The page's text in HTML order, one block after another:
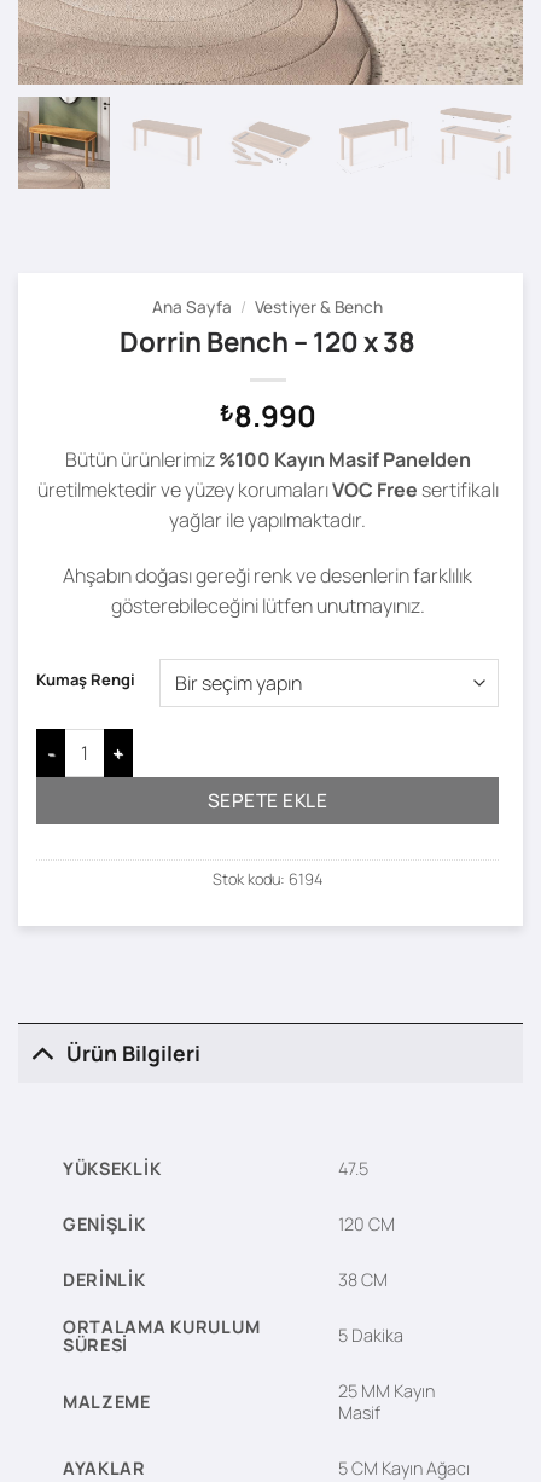
Ana Sayfa / Vestiyer & Bench
Dorrin Bench – 120 x 38
₺8.990
Bütün ürünlerimiz%100 Kayın Masif Panelden
üretilmektedir ve yüzey korumalarıVOC Free sertifikalı
yağlar ile yapılmaktadır.
Ahşabın doğası gereği renk ve desenlerin farklılık
gösterebileceğini lütfen unutmayınız.
Kumaş Rengi
Dorrin Bench - 120 x 38 adet
SEPETE EKLE
Stok kodu: 6194
Ürün Bilgileri
YÜKSEKLIK 47.5
GENIŞLIK 120 CM
DERINLIK 38 CM
ORTALAMA KURULUM
SÜRESI 5 Dakika
MALZEME
25 MM Kayın
Masif
AYAKLAR 5 CM Kayın Ağacı